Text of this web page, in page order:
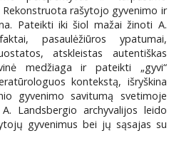
rašytojo gyvenimo ir
Pateikti iki šiol mažai žinoti A.
pasaulėžiūros ypatumai,
atskleistas autentiškas
medžiaga ir pateikti „gyvi“
kontekstą, išryškina
gyvenimo savitumą svetimoje
Landsbergio archyvalijos leido
gyvenimus bei jų sąsajas su